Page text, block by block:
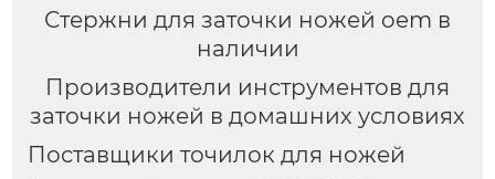
Стержни для заточки ножей oem в
наличии
Производители инструментов для
заточки ножей в домашних условиях
Поставщики точилок для ножей